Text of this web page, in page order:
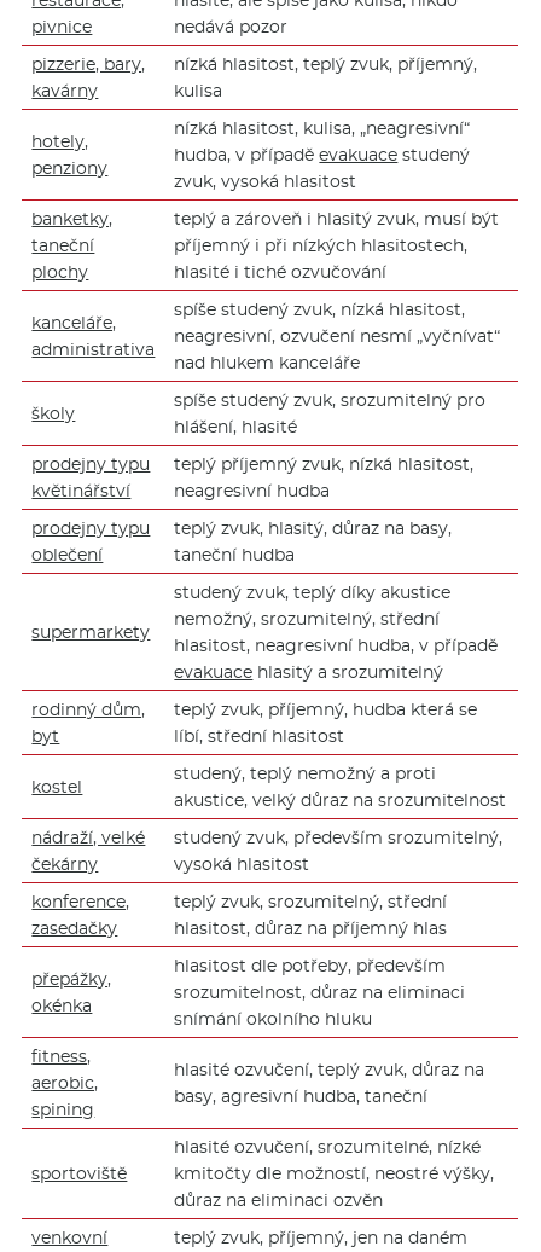
pivnice
nedává pozor
pizzerie, bary,
kavárny
nízká hlasitost, teplý zvuk, příjemný,
kulisa
hotely,
penziony
nízká hlasitost, kulisa, „neagresivní“
hudba, v případěevakuace studený
zvuk, vysoká hlasitost
banketky,
taneční
plochy
teplý a zároveň i hlasitý zvuk, musí být
příjemný i při nízkých hlasitostech,
hlasité i tiché ozvučování
kanceláře,
administrativa
spíše studený zvuk, nízká hlasitost,
neagresivní, ozvučení nesmí „vyčnívat“
nad hlukem kanceláře
školy
spíše studený zvuk, srozumitelný pro
hlášení, hlasité
prodejny typu
květinářství
teplý příjemný zvuk, nízká hlasitost,
neagresivní hudba
prodejny typu
oblečení
teplý zvuk, hlasitý, důraz na basy,
taneční hudba
supermarkety
studený zvuk, teplý díky akustice
nemožný, srozumitelný, střední
hlasitost, neagresivní hudba, v případě
evakuace hlasitý a srozumitelný
rodinný dům,
byt
teplý zvuk, příjemný, hudba která se
líbí, střední hlasitost
kostel
studený, teplý nemožný a proti
akustice, velký důraz na srozumitelnost
nádraží, velké
čekárny
studený zvuk, především srozumitelný,
vysoká hlasitost
konference,
zasedačky
teplý zvuk, srozumitelný, střední
hlasitost, důraz na příjemný hlas
přepážky,
okénka
hlasitost dle potřeby, především
srozumitelnost, důraz na eliminaci
snímání okolního hluku
fitness,
aerobic,
spining
hlasité ozvučení, teplý zvuk, důraz na
basy, agresivní hudba, taneční
sportoviště
hlasité ozvučení, srozumitelné, nízké
kmitočty dle možností, neostré výšky,
důraz na eliminaci ozvěn
venkovní
teplý zvuk, příjemný, jen na daném